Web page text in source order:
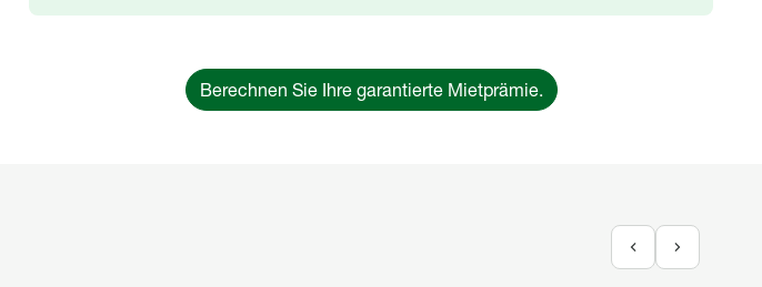
Berechnen Sie Ihre garantierte Mietprämie.